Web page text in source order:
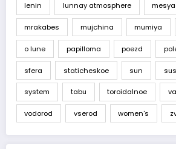
lenin lunnay atmosphere
mrakabes mujchina mumiya
o lune papilloma poezd
sfera staticheskoe sun
system tabu toroidalnoe
vodorod vserod women's